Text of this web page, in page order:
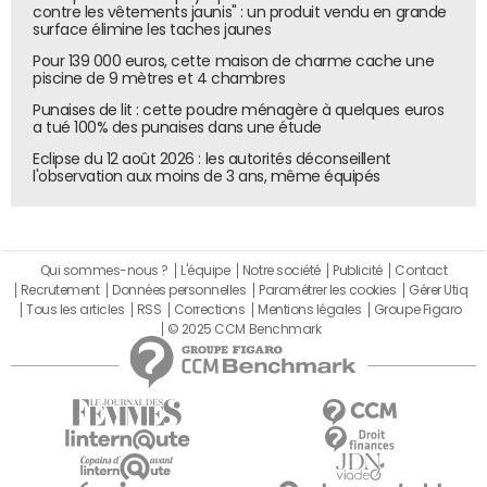
pays ne sont pas obligés d'accepter et la France n'a pas
de moyens de pression", ajoute Philippe Bruneau.
Administrativement, cette réforme nécessiterait une
révision complète des conventions fiscales
internationales. Les conventions fiscales actuelles, qui ont
une valeur supérieure aux lois nationales, ne prévoient
implications économiques et sociales importantes.
Actuellement, les expatriés paient déjà des impôts en
France sur certains biens et revenus, tels que l'IFI et les
droits de succession.
De plus, cette mesure pourrait dissuader les talents
français de s'expatrier, affectant ainsi la compétitivité
internationale de la France. Les expatriés contribuent
souvent à l'économie française par des investissements
contre les vêtements jaunis" : un produit vendu en grande
surface élimine les taches jaunes
Pour 139 000 euros, cette maison de charme cache une
piscine de 9 mètres et 4 chambres
Punaises de lit : cette poudre ménagère à quelques euros
a tué 100% des punaises dans une étude
Eclipse du 12 août 2026 : les autorités déconseillent
l'observation aux moins de 3 ans, même équipés
Qui sommes-nous ? L'équipe Notre société Publicité
Contact
Recrutement
Données personnelles Paramétrer les cookies
Gérer Utiq
Tous les articles
RSS Corrections Mentions légales
Groupe Figaro
© 2025 CCM Benchmark